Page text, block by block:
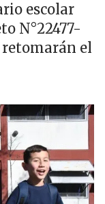
escolar
N°22477-
retomarán el